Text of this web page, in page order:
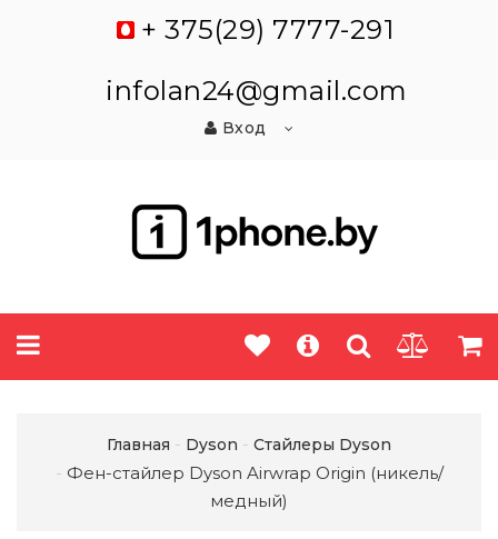
+ 375(29) 7777-291
infolan24@gmail.com
Вход
Главная Dyson Стайлеры Dyson
Фен-стайлер Dyson Airwrap Origin (никель/
медный)